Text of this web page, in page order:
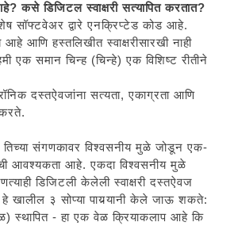
कसे डिजिटल स्वाक्षरी सत्यापित करतात?
सॉफ्टवेअर द्वारे एनक्रिप्टेड कोड आहे.
आहे आणि हस्तलिखीत स्वाक्षरीसारखी नाही
एक समान चिन्ह (चिन्हे) एक विशिष्ट रीतीने
दस्तऐवजांना सत्यता, एकाग्रता आणि
तिच्या संगणकावर विश्वसनीय मुळे जोडून एक-
आवश्यकता आहे. एकदा विश्वसनीय मुळे
डिजिटली केलेली स्वाक्षरी दस्तऐवज
खालील ३ सोप्या पायर्‍यानी केले जाऊ शकते:
स्थापित - हा एक वेळ क्रियाकलाप आहे कि